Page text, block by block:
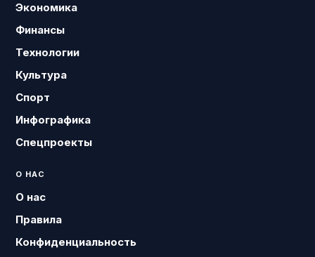
Экономика
Финансы
Технологии
Культура
Спорт
Инфографика
Спецпроекты
О НАС
О нас
Правила
Конфиденциальность